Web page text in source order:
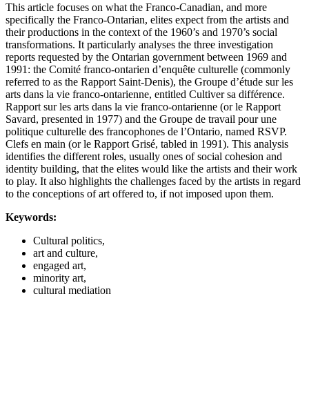
This article focuses on what the Franco-Canadian, and more
specifically the Franco-Ontarian, elites expect from the artists and
their productions in the context of the 1960’s and 1970’s social
transformations. It particularly analyses the three investigation
reports requested by the Ontarian government between 1969 and
1991: the Comité franco-ontarien d’enquête culturelle (commonly
referred to as the Rapport Saint-Denis), the Groupe d’étude sur les
arts dans la vie franco-ontarienne, entitled Cultiver sa différence.
Rapport sur les arts dans la vie franco-ontarienne (or le Rapport
Savard, presented in 1977) and the Groupe de travail pour une
politique culturelle des francophones de l’Ontario, named RSVP.
Clefs en main (or le Rapport Grisé, tabled in 1991). This analysis
identifies the different roles, usually ones of social cohesion and
identity building, that the elites would like the artists and their work
to play. It also highlights the challenges faced by the artists in regard
to the conceptions of art offered to, if not imposed upon them.
Keywords:
Cultural politics,
art and culture,
engaged art,
minority art,
cultural mediation